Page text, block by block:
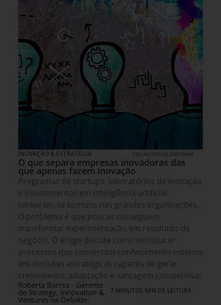
INOVAÇÃO & ESTRATÉGIA 7 DE AGOSTO DE 2026 09H00
O que separa empresas inovadoras das
que apenas fazem inovação
Programas de startups, laboratórios de inovação
e investimentos em inteligência artificial
tornaram-se comuns nas grandes organizações.
O problema é que poucas conseguem
transformar experimentação em resultado de
negócio. O artigo discute como estruturar
processos que convertam conhecimento externo
em decisões estratégicas capazes de gerar
crescimento, adaptação e vantagem competitiva.
Roberta Barros - Gerente
de Strategy, Innovation &
Ventures na Deloitte.
7 MINUTOS MIN DE LEITURA